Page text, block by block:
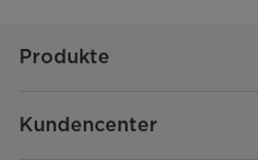
Backfunktionen
Produkte
Kundencenter